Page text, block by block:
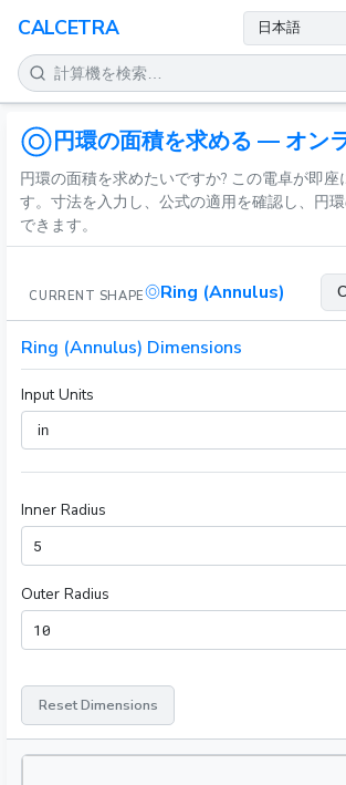
CALCETRA
数学
変換
科学
その他のツール
円環の面積を求める — オン
円環の面積を求めたいですか? この電卓が即座
す。寸法を入力し、公式の適用を確認し、円
できます。
CURRENT SHAPE Ring (Annulus)
Ring (Annulus) Dimensions
Input Units
Inner Radius
Outer Radius
Reset Dimensions